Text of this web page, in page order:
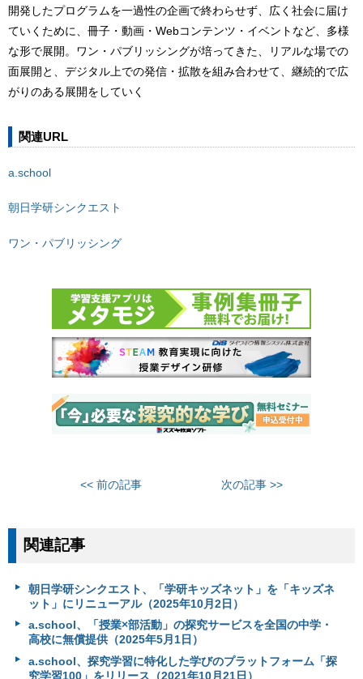
開発したプログラムを一過性の企画で終わらせず、広く社会に届け
ていくために、冊子・動画・Webコンテンツ・イベントなど、多様
な形で展開。ワン・パブリッシングが培ってきた、リアルな場での
面展開と、デジタル上での発信・拡散を組み合わせて、継続的で広
がりのある展開をしていく
関連URL
a.school
朝日学研シンクエスト
ワン・パブリッシング
<< 前の記事 次の記事 >>
関連記事
朝日学研シンクエスト、「学研キッズネット」を「キッズネ
ット」にリニューアル（2025年10月2日）
a.school、「授業×部活動」の探究サービスを全国の中学・
高校に無償提供（2025年5月1日）
a.school、探究学習に特化した学びのプラットフォーム「探
究学習100」をリリース（2021年10月21日）